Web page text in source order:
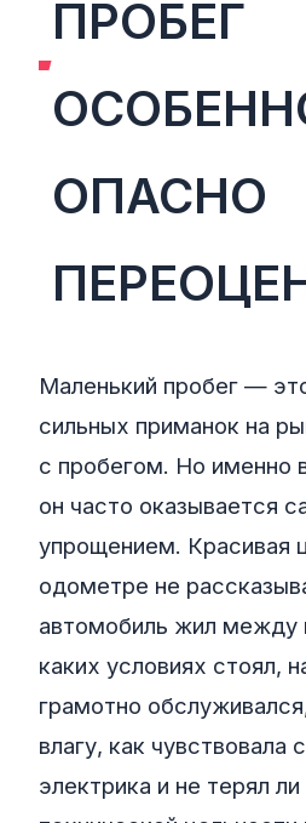
ПРОБЕГ
ОПАСНО
Маленький пробег —
сильных приманок на
с пробегом. Но именно
он часто оказывается
упрощением. Красивая
одометре не
автомобиль жил между
каких условиях стоял,
грамотно
влагу, как чувствовала
электрика и не терял